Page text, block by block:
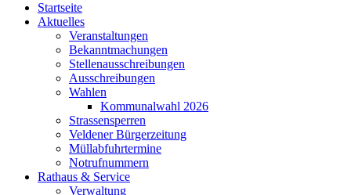
Startseite
Aktuelles
Veranstaltungen
Bekanntmachungen
Stellenausschreibungen
Ausschreibungen
Wahlen
Kommunalwahl 2026
Strassensperren
Veldener Bürgerzeitung
Müllabfuhrtermine
Notrufnummern
Rathaus & Service
Verwaltung